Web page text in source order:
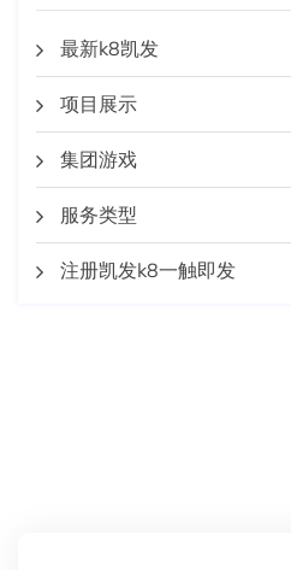
最新k8凯发
项目展示
集团游戏
服务类型
注册凯发k8一触即发